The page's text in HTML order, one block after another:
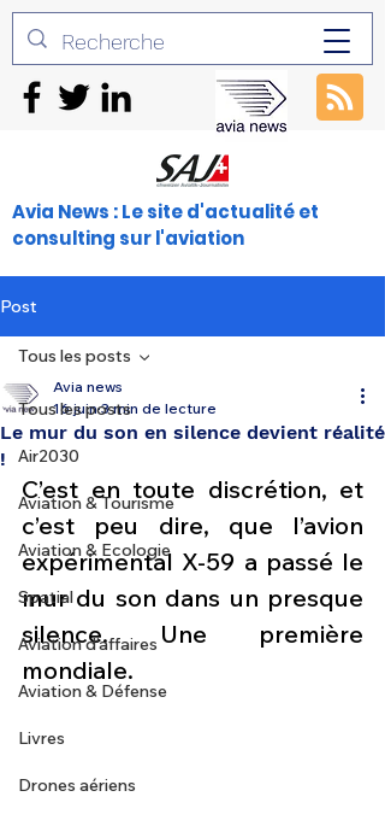
Avia News : Le site d'actualité et
consulting sur l'aviation
Post
Tous les posts
Air2030
Aviation & Tourisme
Aviation & Ecologie
Spatial
Aviation d'affaires
Aviation & Défense
Livres
Drones aériens
Tous les posts
Le mur du son en silence devient réalité
!
Avia news
16 juin 3 min de lecture
C’est en toute discrétion, et
c’est peu dire, que l’avion
expérimental X-59 a passé le
mur du son dans un presque
silence. Une première
mondiale.